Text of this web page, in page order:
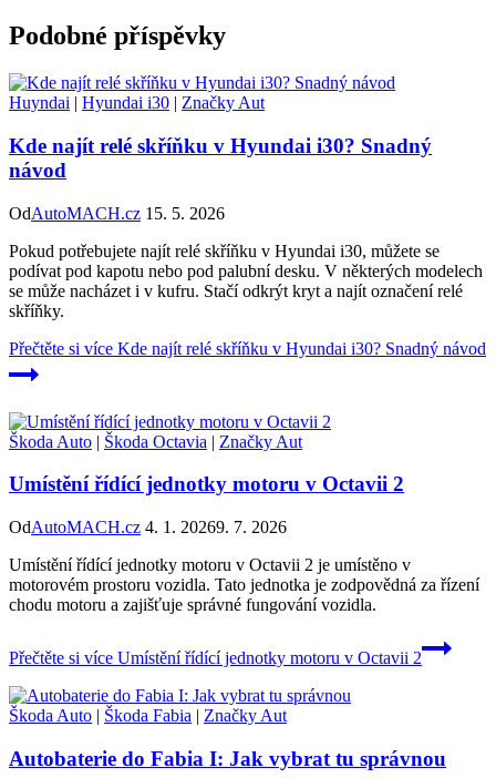
Podobné příspěvky
Huyndai | Hyundai i30 | Značky Aut
Kde najít relé skříňku v Hyundai i30? Snadný
návod
OdAutoMACH.cz 15. 5. 2026
Pokud potřebujete najít relé skříňku v Hyundai i30, můžete se
podívat pod kapotu nebo pod palubní desku. V některých modelech
se může nacházet i v kufru. Stačí odkrýt kryt a najít označení relé
skříňky.
Přečtěte si více Kde najít relé skříňku v Hyundai i30? Snadný návod
Škoda Auto | Škoda Octavia | Značky Aut
Umístění řídící jednotky motoru v Octavii 2
OdAutoMACH.cz 4. 1. 20269. 7. 2026
Umístění řídící jednotky motoru v Octavii 2 je umístěno v
motorovém prostoru vozidla. Tato jednotka je zodpovědná za řízení
chodu motoru a zajišťuje správné fungování vozidla.
Přečtěte si více Umístění řídící jednotky motoru v Octavii 2
Škoda Auto | Škoda Fabia | Značky Aut
Autobaterie do Fabia I: Jak vybrat tu správnou